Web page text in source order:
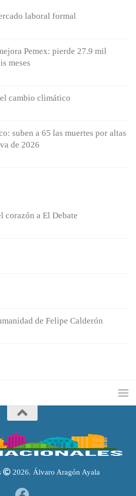
laboral formal
Pemex: pierde 27.9 mil
meses
cambio climático
suben a 65 las muertes por altas
de 2026
corazón a El Debate
de Felipe Calderón
2026. Álvaro Aragón Ayala